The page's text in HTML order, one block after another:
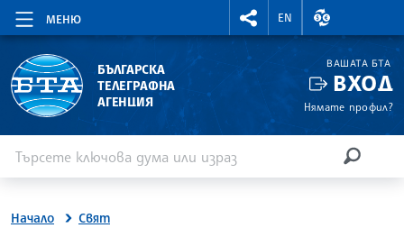
МЕНЮ
RIGHTMENU.SOCIAL
EN
ВАЛУТНИ
БЪЛГАРСКА
ТЕЛЕГРАФНА
АГЕНЦИЯ
ВАШАТА БТА
ВХОД
Нямате профил?
Начало Свят